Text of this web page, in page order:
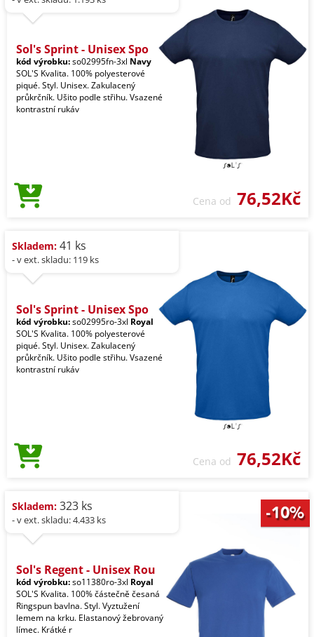
Sol's Sprint - Unisex Spo
kód výrobku:so02995fn-3xl Navy
SOL'S Kvalita. 100% polyesterové
piqué. Styl. Unisex. Zakulacený
průkrčník. Ušito podle střihu. Vsazené
kontrastní rukáv
Cena od 76,52Kč
Skladem: 41 ks
- v ext. skladu: 119 ks
Sol's Sprint - Unisex Spo
kód výrobku:so02995ro-3xl Royal
SOL'S Kvalita. 100% polyesterové
piqué. Styl. Unisex. Zakulacený
průkrčník. Ušito podle střihu. Vsazené
kontrastní rukáv
Cena od 76,52Kč
Skladem: 323 ks
- v ext. skladu: 4.433 ks
Sol's Regent - Unisex Rou
kód výrobku:so11380ro-3xl Royal
SOL'S Kvalita. 100% částečně česaná
Ringspun bavlna. Styl. Vyztužení
lemem na krku. Elastanový žebrovaný
límec. Krátké r